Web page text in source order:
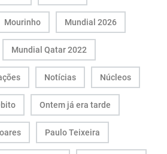
Mourinho Mundial 2026
Mundial Qatar 2022
Notícias Núcleos
Ontem já era tarde
Paulo Teixeira